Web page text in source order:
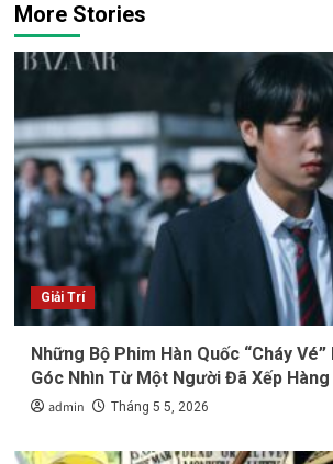
More Stories
Giải Trí
Những Bộ Phim Hàn Quốc “Cháy
Góc Nhìn Từ Một Người Đã Xếp Hàng
admin Tháng 5 5, 2026